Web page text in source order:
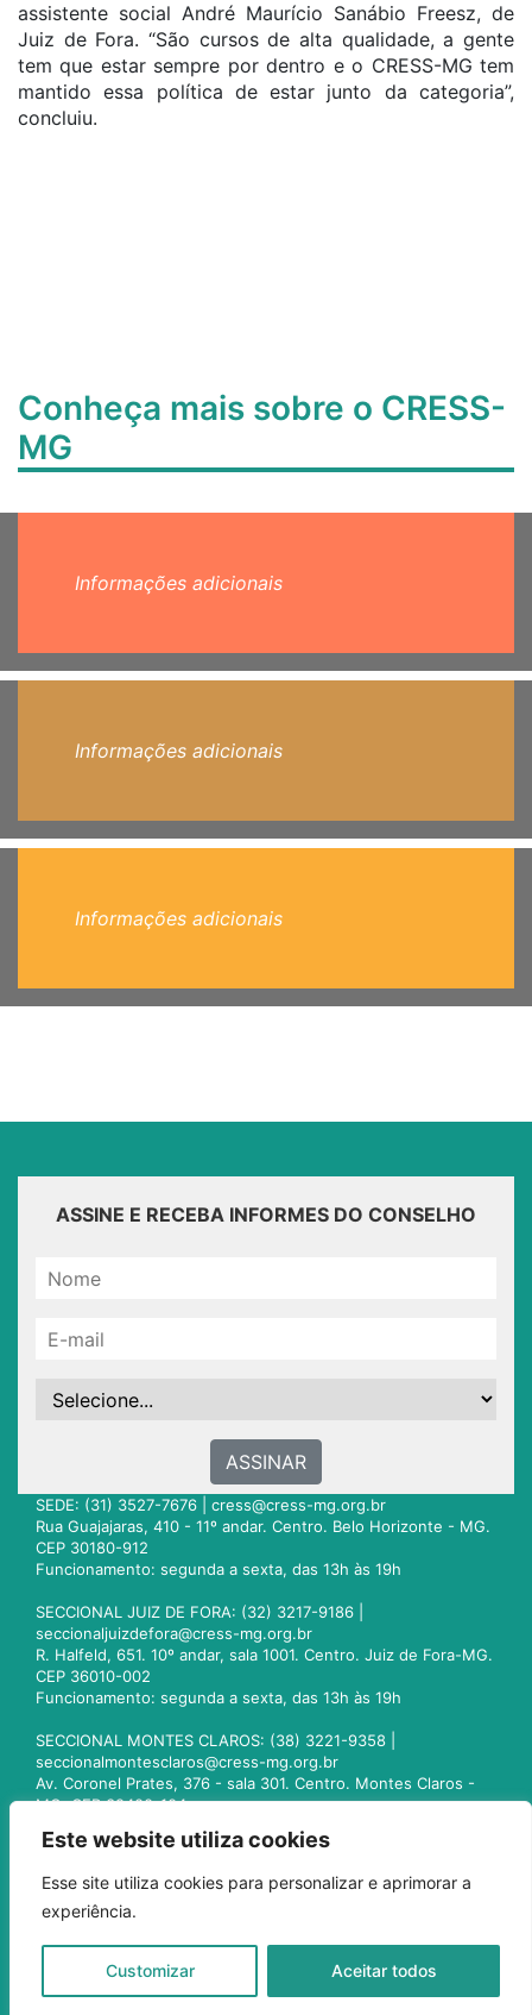
Este website utiliza cookies
Esse site utiliza cookies para personalizar e aprimorar a
experiência.
Customizar Aceitar todos
assistente social André Maurício Sanábio Freesz, de
Juiz de Fora. “São cursos de alta qualidade, a gente
tem que estar sempre por dentro e o CRESS-MG tem
mantido essa política de estar junto da categoria”,
concluiu.
Conheça mais sobre o CRESS-
MG
Informações adicionais
Informações adicionais
Informações adicionais
ASSINE E RECEBA INFORMES DO CONSELHO
ASSINAR
SEDE: (31) 3527-7676 | cress@cress-mg.org.br
Rua Guajajaras, 410 - 11º andar. Centro. Belo Horizonte - MG.
CEP 30180-912
Funcionamento: segunda a sexta, das 13h às 19h
SECCIONAL JUIZ DE FORA: (32) 3217-9186 |
seccionaljuizdefora@cress-mg.org.br
R. Halfeld, 651. 10º andar, sala 1001. Centro. Juiz de Fora-MG.
CEP 36010-002
Funcionamento: segunda a sexta, das 13h às 19h
SECCIONAL MONTES CLAROS: (38) 3221-9358 |
seccionalmontesclaros@cress-mg.org.br
Av. Coronel Prates, 376 - sala 301. Centro. Montes Claros -
MG. CEP 39400-104
seccionaluberlandia@cress-mg.org.br
Av. Afonso Pena, 547 - sala 101. Uberlândia - MG. CEP